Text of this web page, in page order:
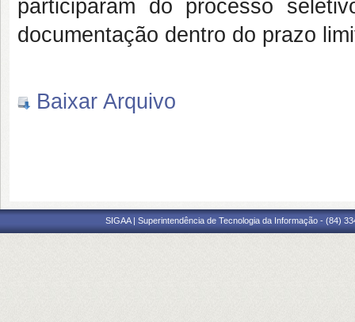
participaram do processo
documentação dentro do prazo
Baixar Arquivo
SIGAA | Superintendência de Tecnologia da Informação - (84)